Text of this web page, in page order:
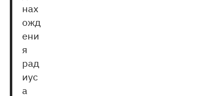
нах
ожд
ени
я
рад
иус
а